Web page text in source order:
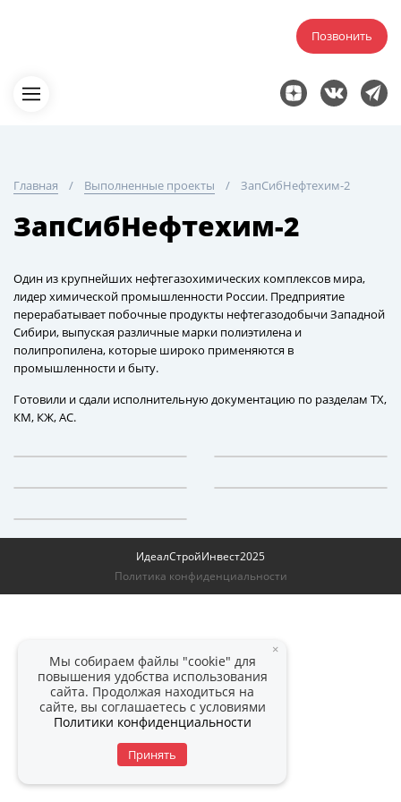
Позвонить
Главная Выполненные проекты ЗапСибНефтехим-2
ЗапСибНефтехим-2
Один из крупнейших нефтегазохимических комплексов мира,
лидер химической промышленности России. Предприятие
перерабатывает побочные продукты нефтегазодобычи Западной
Сибири, выпуская различные марки полиэтилена и
полипропилена, которые широко применяются в
промышленности и быту.
Готовили и сдали исполнительную документацию по разделам ТХ,
КМ, КЖ, АС.
ИдеалСтройИнвест2025
Политика конфиденциальности
×
Мы собираем файлы "cookie" для
повышения удобства использования
сайта. Продолжая находиться на
сайте, вы соглашаетесь с условиями
Политики конфиденциальности
Принять